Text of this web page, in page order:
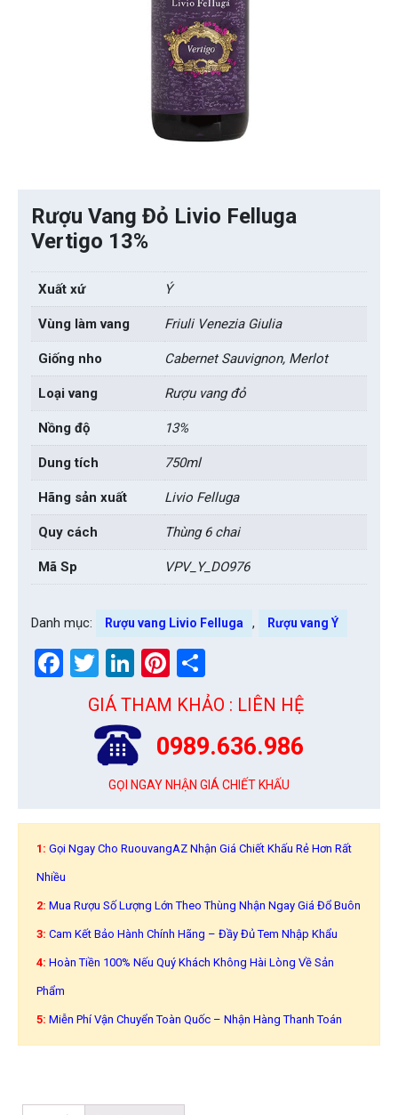
Rượu Vang Đỏ Livio Felluga
Vertigo 13%
Xuất xứ Ý
Vùng làm vang Friuli Venezia Giulia
Giống nho Cabernet Sauvignon, Merlot
Loại vang Rượu vang đỏ
Nồng độ 13%
Dung tích 750ml
Hãng sản xuất Livio Felluga
Quy cách Thùng 6 chai
Mã Sp VPV_Y_DO976
Danh mục: Rượu vang Livio Felluga , Rượu vang Ý
Facebook
Twitter
LinkedIn
Pinterest
GIÁ THAM KHẢO : LIÊN HỆ
0989.636.986
GỌI NGAY NHẬN GIÁ CHIẾT KHẤU
1: Gọi Ngay Cho RuouvangAZ Nhận Giá Chiết Khấu Rẻ Hơn Rất
Nhiều
2: Mua Rượu Số Lượng Lớn Theo Thùng Nhận Ngay Giá Đổ Buôn
3: Cam Kết Bảo Hành Chính Hãng – Đầy Đủ Tem Nhập Khẩu
4: Hoàn Tiền 100% Nếu Quý Khách Không Hài Lòng Về Sản
Phẩm
5: Miễn Phí Vận Chuyển Toàn Quốc – Nhận Hàng Thanh Toán